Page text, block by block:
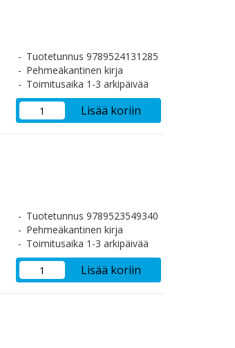
Tuotetunnus 9789524131285
Pehmeäkantinen kirja
Toimitusaika 1-3 arkipäivää
Lisää koriin
Tuotetunnus 9789523549340
Pehmeäkantinen kirja
Toimitusaika 1-3 arkipäivää
Lisää koriin